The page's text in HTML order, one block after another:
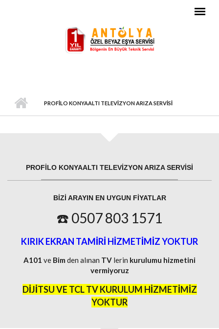
PROFILO KONYAALTI TELEVIZYON ARIZA SERVISI
PROFILO KONYAALTI TELEVIZYON ARIZA SERVISI
BIZI ARAYIN EN UYGUN FIYATLAR
☎️ 0507 803 1571
KIRIK EKRAN TAMİRİ HİZMETİMİZ YOKTUR
A101 ve Bim den alınan TV lerin kurulumu hizmetini
vermiyoruz
DİJİTSU VE TCL TV KURULUM HİZMETİMİZ
YOKTUR